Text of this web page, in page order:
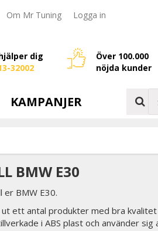
Om Mr Tuning Logga in
dig
32002
Över 100.000
nöjda kunder
KAMPANJER
BMW E30
BMW E30.
ett antal produkter med bra
i ABS plast och använder